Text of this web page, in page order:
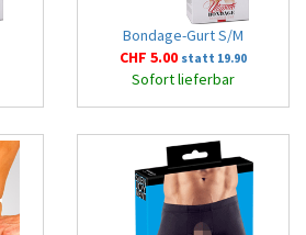
Bondage-Gurt S/M
CHF 5.00 statt 19.90
Sofort lieferbar